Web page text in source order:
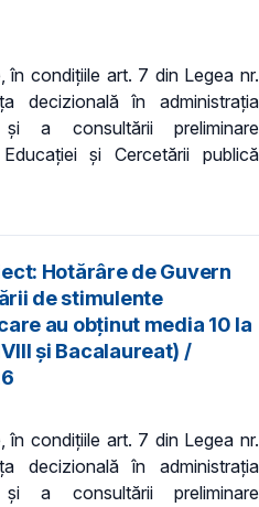
în condiţiile art. 7 din Legea nr.
decizională în administraţia
a consultării preliminare
și Cercetării publică
Hotărâre de Guvern
de stimulente
au obținut media 10 la
și Bacalaureat) /
în condiţiile art. 7 din Legea nr.
decizională în administraţia
a consultării preliminare